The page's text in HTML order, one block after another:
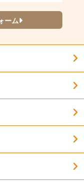
ーム